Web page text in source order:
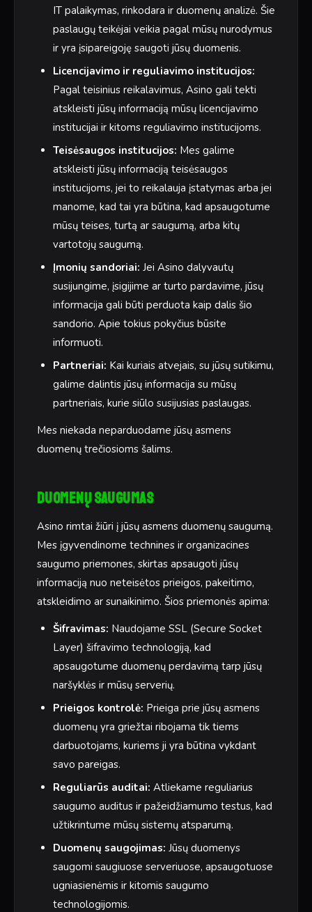
IT palaikymas, rinkodara ir duomenų analizė. Šie
paslaugų teikėjai veikia pagal mūsų nurodymus
ir yra įsipareigoję saugoti jūsų duomenis.
Licencijavimo ir reguliavimo institucijos:
Pagal teisinius reikalavimus, Asino gali tekti
atskleisti jūsų informaciją mūsų licencijavimo
institucijai ir kitoms reguliavimo institucijoms.
Teisėsaugos institucijos: Mes galime
atskleisti jūsų informaciją teisėsaugos
institucijoms, jei to reikalauja įstatymas arba jei
manome, kad tai yra būtina, kad apsaugotume
mūsų teises, turtą ar saugumą, arba kitų
vartotojų saugumą.
Įmonių sandoriai: Jei Asino dalyvautų
susijungime, įsigijime ar turto pardavime, jūsų
informacija gali būti perduota kaip dalis šio
sandorio. Apie tokius pokyčius būsite
informuoti.
Partneriai: Kai kuriais atvejais, su jūsų sutikimu,
galime dalintis jūsų informacija su mūsų
partneriais, kurie siūlo susijusias paslaugas.
Mes niekada neparduodame jūsų asmens
duomenų trečiosioms šalims.
Duomenų saugumas
Asino rimtai žiūri į jūsų asmens duomenų saugumą.
Mes įgyvendinome technines ir organizacines
saugumo priemones, skirtas apsaugoti jūsų
informaciją nuo neteisėtos prieigos, pakeitimo,
atskleidimo ar sunaikinimo. Šios priemonės apima:
Šifravimas: Naudojame SSL (Secure Socket
Layer) šifravimo technologiją, kad
apsaugotume duomenų perdavimą tarp jūsų
naršyklės ir mūsų serverių.
Prieigos kontrolė: Prieiga prie jūsų asmens
duomenų yra griežtai ribojama tik tiems
darbuotojams, kuriems ji yra būtina vykdant
savo pareigas.
Reguliarūs auditai: Atliekame reguliarius
saugumo auditus ir pažeidžiamumo testus, kad
užtikrintume mūsų sistemų atsparumą.
Duomenų saugojimas: Jūsų duomenys
saugomi saugiuose serveriuose, apsaugotuose
ugniasienėmis ir kitomis saugumo
technologijomis.